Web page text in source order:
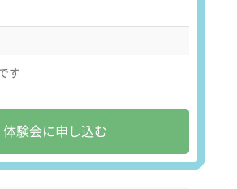
す
体験会に申し込む